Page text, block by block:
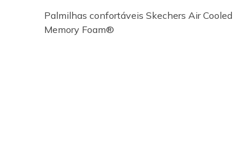
Palmilhas confortáveis Skechers Air Cooled
Memory Foam®